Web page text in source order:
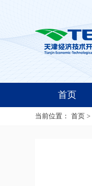
首页
当前位置： 首页 >